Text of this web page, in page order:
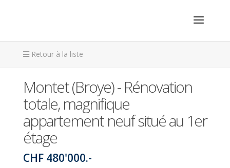
Retour à la liste
Montet (Broye) - Rénovation
totale, magnifique
appartement neuf situé au 1er
étage
CHF 480'000.-